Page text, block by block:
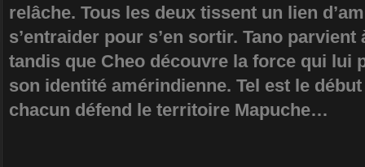
relâche. Tous les deux tissent un lien
s’entraider pour s’en sortir. Tano
tandis que Cheo découvre la force qui lui
son identité amérindienne. Tel est le
chacun défend le territoire Mapuche…